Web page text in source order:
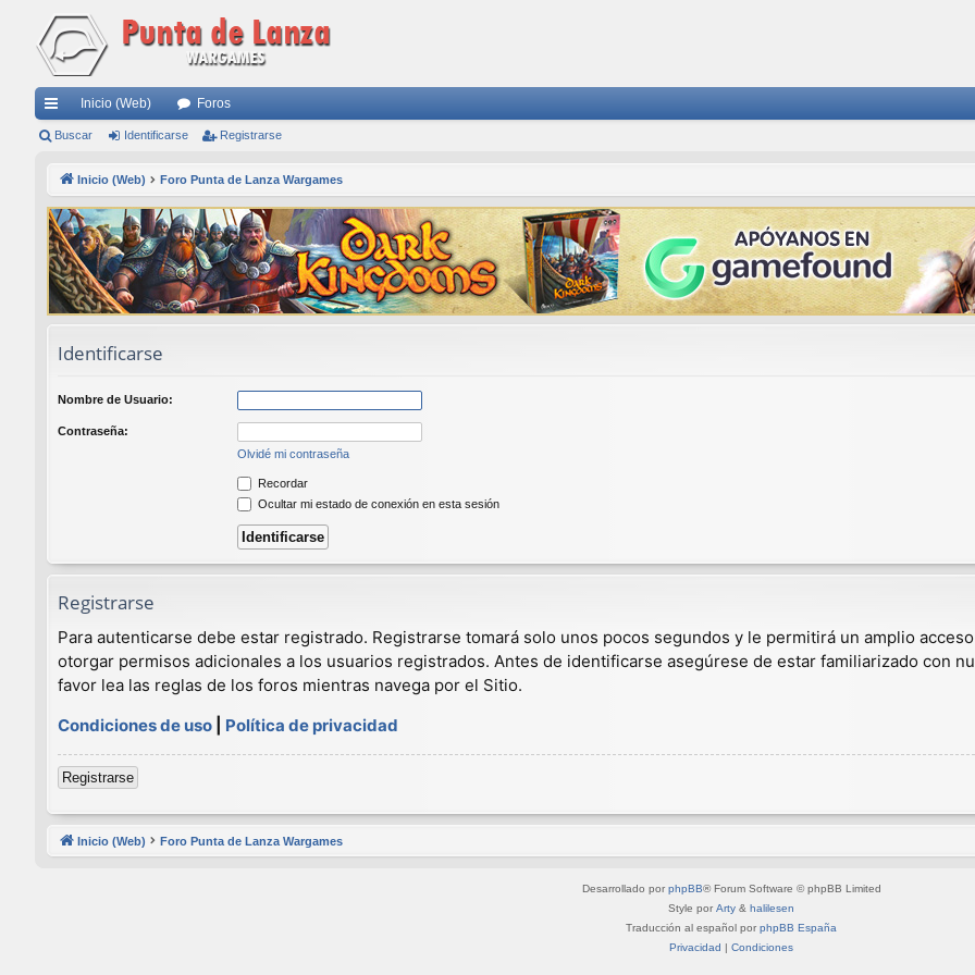
nl
rá
pi
do
Inicio (Web) Foros
Buscar Identificarse Registrarse
Inicio (Web) Foro Punta de Lanza Wargames
Identificarse
Nombre de Usuario:
Contraseña:
Olvidé mi contraseña
Recordar
Ocultar mi estado de conexión en esta sesión
Registrarse
Para autenticarse debe estar registrado. Registrarse tomará solo unos pocos segundos y le permitirá un amplio
otorgar permisos adicionales a los usuarios registrados. Antes de identificarse asegúrese de estar familiarizado con
favor lea las reglas de los foros mientras navega por el Sitio.
Condiciones de uso
Política de privacidad
Registrarse
Inicio (Web) Foro Punta de Lanza Wargames
Desarrollado por phpBB® Forum Software © phpBB Limited
Style por Arty & halilesen
Traducción al español por phpBB España
Privacidad | Condiciones